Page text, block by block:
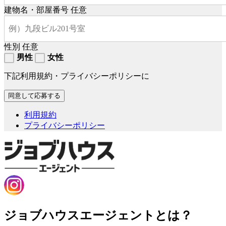
建物名・部屋番号 任意
性別 任意
男性
女性
下記利用規約・プライバシーポリシーに
利用規約
プライバシーポリシー
ジョブハウスエージェントとは？